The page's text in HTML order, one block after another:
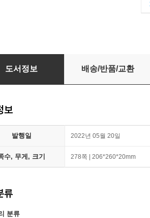
학 수능특강 국어 문학 기본 (2026년용)
도서정보 배송/반품/교환
보
발행일 2022년 05월 20일
수, 무게, 크기 278쪽 | 206*260*20mm
류
분류